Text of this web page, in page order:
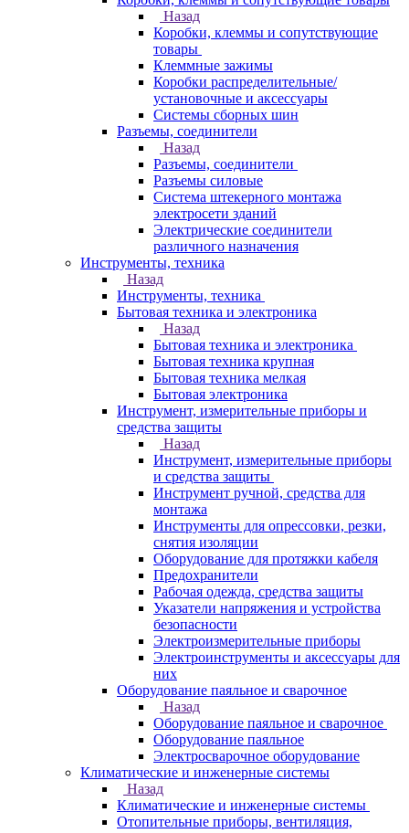
Назад
Коробки, клеммы и сопутствующие
товары
Клеммные зажимы
Коробки распределительные/
установочные и аксессуары
Системы сборных шин
Разъемы, соединители
Назад
Разъемы, соединители
Разъемы силовые
Система штекерного монтажа
электросети зданий
Электрические соединители
различного назначения
Инструменты, техника
Назад
Инструменты, техника
Бытовая техника и электроника
Назад
Бытовая техника и электроника
Бытовая техника крупная
Бытовая техника мелкая
Бытовая электроника
Инструмент, измерительные приборы и
средства защиты
Назад
Инструмент, измерительные приборы
и средства защиты
Инструмент ручной, средства для
монтажа
Инструменты для опрессовки, резки,
снятия изоляции
Оборудование для протяжки кабеля
Предохранители
Рабочая одежда, средства защиты
Указатели напряжения и устройства
безопасности
Электроизмерительные приборы
Электроинструменты и аксессуары для
них
Оборудование паяльное и сварочное
Назад
Оборудование паяльное и сварочное
Оборудование паяльное
Электросварочное оборудование
Климатические и инженерные системы
Назад
Климатические и инженерные системы
Отопительные приборы, вентиляция,